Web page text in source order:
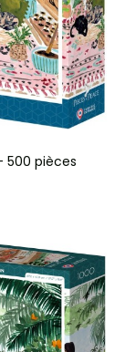
500 pièces